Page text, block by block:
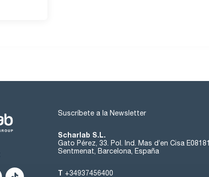
Suscríbete a la Newsletter
Scharlab S.L.
Gato Pérez, 33. Pol. Ind. Mas d’en Cisa E08181
Sentmenat, Barcelona, España
T +34937456400